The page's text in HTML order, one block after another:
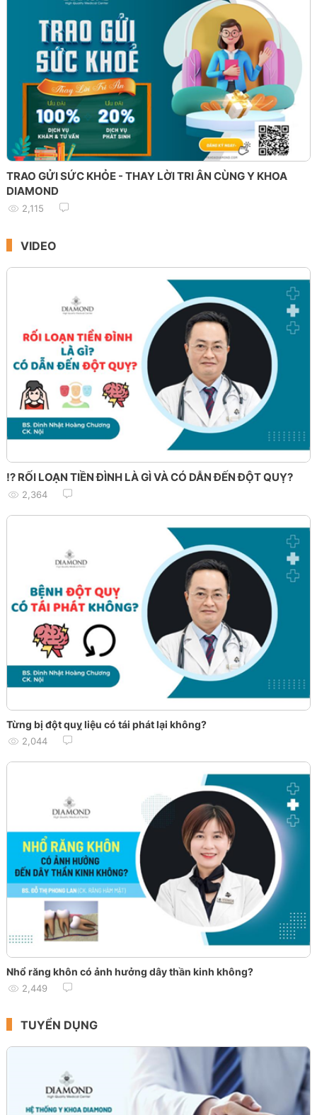
TRAO GỬI SỨC KHỎE - THAY LỜI TRI ÂN CÙNG Y KHOA
DIAMOND
2,115
VIDEO
⁉️ RỐI LOẠN TIỀN ĐÌNH LÀ GÌ VÀ CÓ DẪN ĐẾN ĐỘT QUỴ?
2,364
Từng bị đột quỵ liệu có tái phát lại không?
2,044
Nhổ răng khôn có ảnh hưởng dây thần kinh không?
2,449
TUYỂN DỤNG